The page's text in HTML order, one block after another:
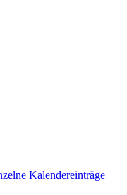
Kalendereinträge